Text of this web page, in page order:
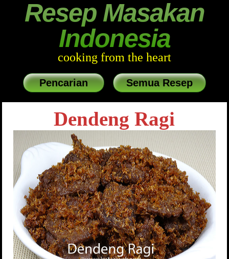
Resep Masakan
Indonesia
cooking from the heart
Pencarian Semua Resep
Dendeng Ragi